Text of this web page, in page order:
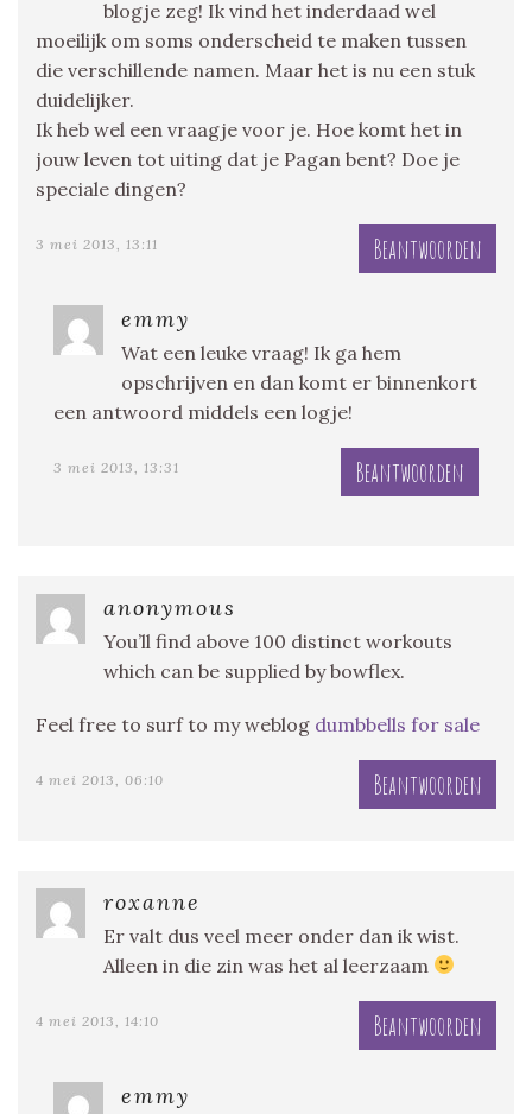
blogje zeg! Ik vind het inderdaad wel
moeilijk om soms onderscheid te maken tussen
die verschillende namen. Maar het is nu een stuk
duidelijker.
Ik heb wel een vraagje voor je. Hoe komt het in
jouw leven tot uiting dat je Pagan bent? Doe je
speciale dingen?
3 mei 2013, 13:11 Beantwoorden
emmy
Wat een leuke vraag! Ik ga hem
opschrijven en dan komt er binnenkort
een antwoord middels een logje!
3 mei 2013, 13:31 Beantwoorden
anonymous
You’ll find above 100 distinct workouts
which can be supplied by bowflex.
Feel free to surf to my weblog dumbbells for sale
4 mei 2013, 06:10 Beantwoorden
roxanne
Er valt dus veel meer onder dan ik wist.
Alleen in die zin was het al leerzaam
4 mei 2013, 14:10 Beantwoorden
emmy